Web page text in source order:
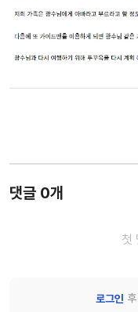
댓글 0개
첫
로그인